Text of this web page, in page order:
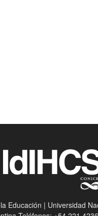
Educación | Universidad